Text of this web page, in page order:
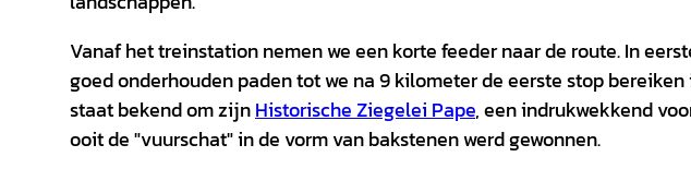
Vanaf het treinstation nemen we een korte feeder naar de route. In
goed onderhouden paden tot we na 9 kilometer de eerste stop
staat bekend om zijnHistorische Ziegelei Pape, een indrukwekkend
ooit de "vuurschat" in de vorm van bakstenen werd gewonnen.